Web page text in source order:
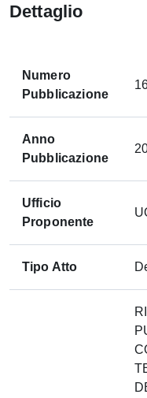
Dettaglio
Numero
Pubblicazione
Anno
Pubblicazione
Ufficio
Proponente
Tipo Atto